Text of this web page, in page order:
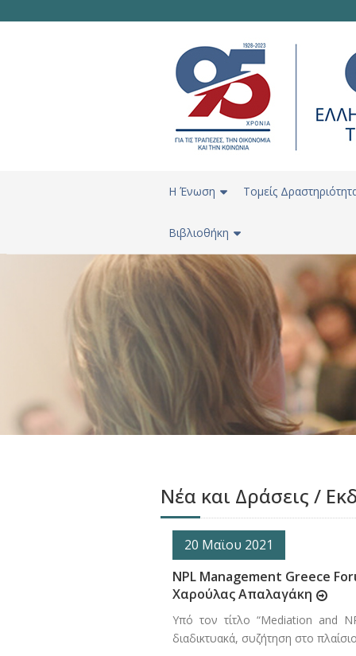
H Ένωση Τομείς
Βιβλιοθήκη
Νέα και Δράσεις /
20 Μαϊου 2021
NPL Management Greece
Χαρούλας Απαλαγάκη
Υπό τον τίτλο “Mediation and
διαδικτυακά, συζήτηση στο